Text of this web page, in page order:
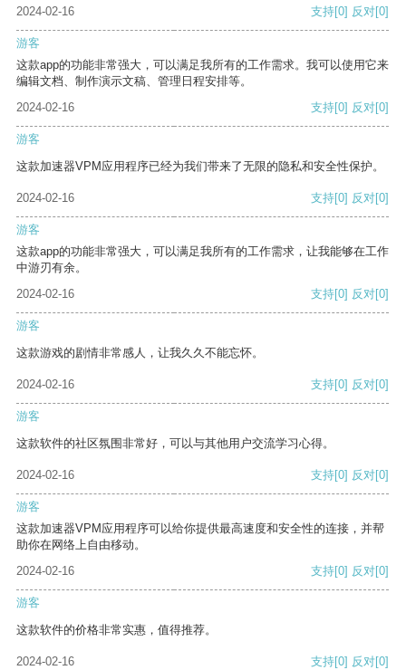
2024-02-16 支持[0] 反对[0]
游客
这款app的功能非常强大，可以满足我所有的工作需求。我可以使用它来
编辑文档、制作演示文稿、管理日程安排等。
2024-02-16
支持[0] 反对[0]
游客
这款加速器VPM应用程序已经为我们带来了无限的隐私和安全性保护。
2024-02-16 支持[0] 反对[0]
游客
这款app的功能非常强大，可以满足我所有的工作需求，让我能够在工作
中游刃有余。
2024-02-16
支持[0] 反对[0]
游客
这款游戏的剧情非常感人，让我久久不能忘怀。
2024-02-16 支持[0] 反对[0]
游客
这款软件的社区氛围非常好，可以与其他用户交流学习心得。
2024-02-16 支持[0] 反对[0]
游客
这款加速器VPM应用程序可以给你提供最高速度和安全性的连接，并帮
助你在网络上自由移动。
2024-02-16
支持[0] 反对[0]
游客
这款软件的价格非常实惠，值得推荐。
2024-02-16 支持[0] 反对[0]